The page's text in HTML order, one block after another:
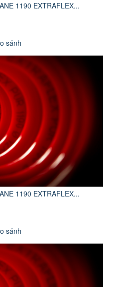
1190 EXTRAFLEX...
sánh
1190 EXTRAFLEX...
sánh